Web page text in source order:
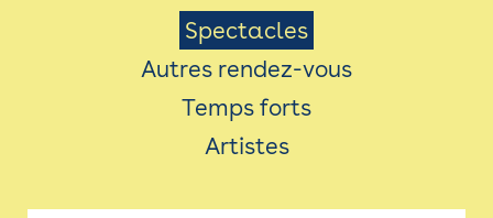
AVEC LES PUBLICS
ACCESSIBILITÉ
LES PRODUCTIONS
Menu
Saison
Spectacles
Autres rendez-vous
Temps forts
Artistes